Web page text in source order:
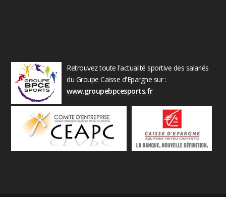
Retrouvez toute l'actualité sportive des salariés
du Groupe Caisse d'Epargne sur :
www.groupebpcesports.fr